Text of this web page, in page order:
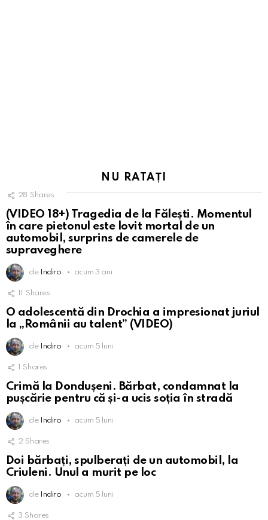
NU RATAȚI
28 Shares
(VIDEO 18+) Tragedia de la Fălești. Momentul
în care pietonul este lovit mortal de un
automobil, surprins de camerele de
supraveghere
de Indiro acum 3 ani
11 Shares
O adolescentă din Drochia a impresionat juriul
la „Românii au talent” (VIDEO)
de Indiro acum 5 luni
1 Shares
Crimă la Dondușeni. Bărbat, condamnat la
pușcărie pentru că și-a ucis soția în stradă
de Indiro acum 5 luni
2 Shares
Doi bărbați, spulberați de un automobil, la
Criuleni. Unul a murit pe loc
de Indiro acum 5 luni
3 Shares